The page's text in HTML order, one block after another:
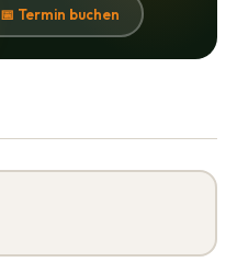
📅 Termin buchen